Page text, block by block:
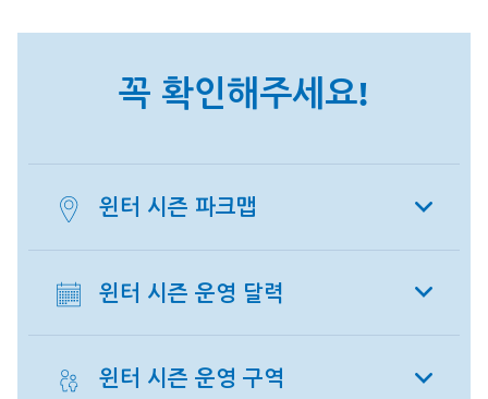
꼭 확인해주세요!
윈터 시즌 파크맵
윈터 시즌 운영 달력
윈터 시즌 운영 구역